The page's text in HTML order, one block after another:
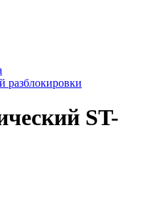
разблокировки
ST-